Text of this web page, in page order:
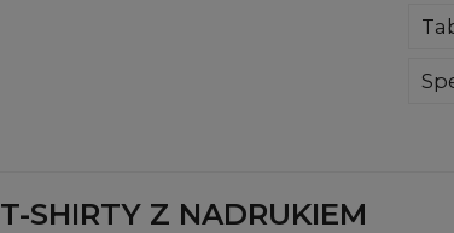
T-SHIRTY Z NADRUKIEM